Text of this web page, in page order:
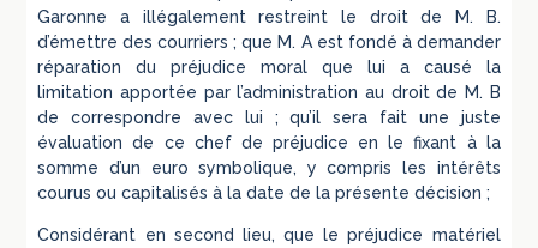
Garonne a illégalement restreint le droit de M. B.
d’émettre des courriers ; que M. A est fondé à demander
réparation du préjudice moral que lui a causé la
limitation apportée par l’administration au droit de M. B
de correspondre avec lui ; qu’il sera fait une juste
évaluation de ce chef de préjudice en le fixant à la
somme d’un euro symbolique, y compris les intérêts
courus ou capitalisés à la date de la présente décision ;
Considérant en second lieu, que le préjudice matériel